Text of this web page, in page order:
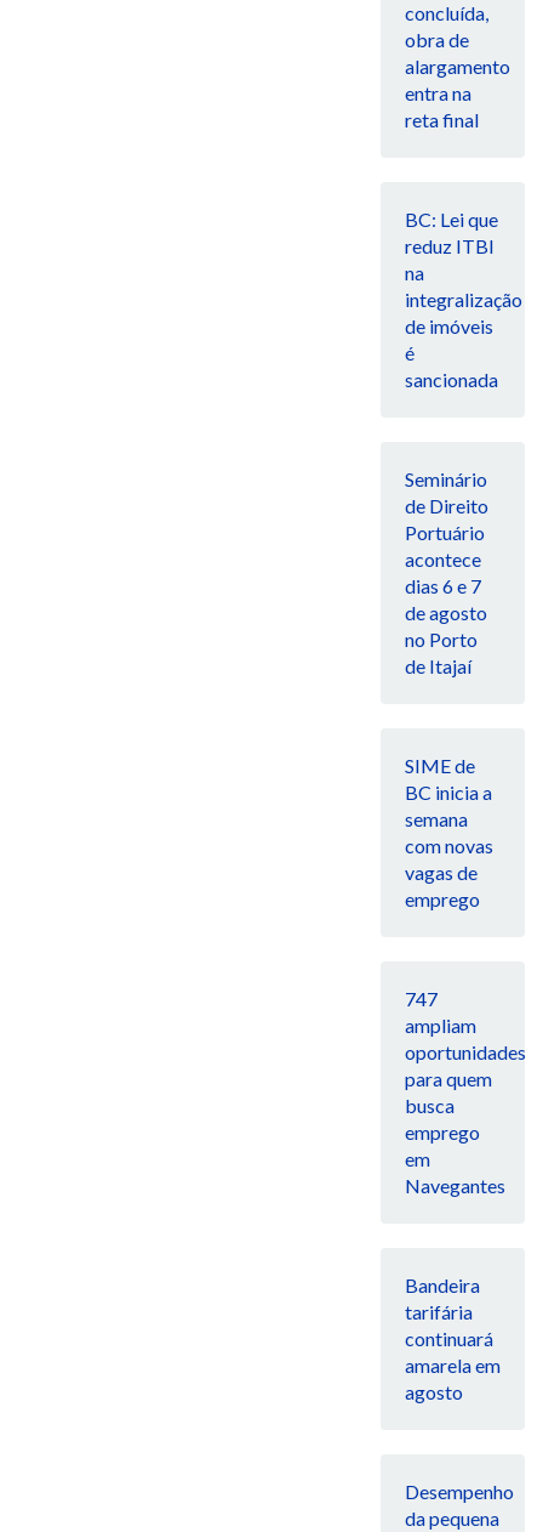
concluída,
obra de
alargamento
entra na
reta final
BC: Lei que
reduz ITBI
na
integralização
de imóveis
é
sancionada
Seminário
de Direito
Portuário
acontece
dias 6 e 7
de agosto
no Porto
de Itajaí
SIME de
BC inicia a
semana
com novas
vagas de
emprego
747
ampliam
oportunidades
para quem
busca
emprego
em
Navegantes
Bandeira
tarifária
continuará
amarela em
agosto
Desempenho
da pequena